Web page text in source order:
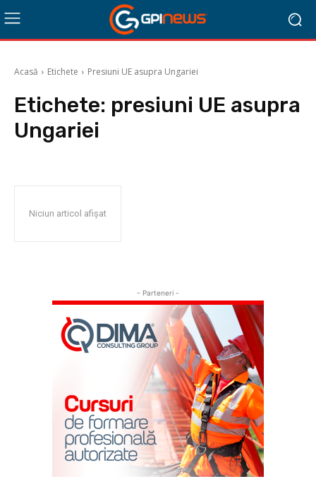
Acasă Etichete Presiuni UE asupra Ungariei
Etichete: presiuni UE asupra
Ungariei
Niciun articol afișat
- Parteneri -